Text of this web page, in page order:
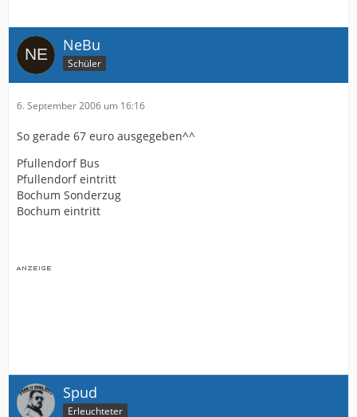
NeBu
Schüler
6. September 2006 um 16:16
So gerade 67 euro ausgegeben^^
Pfullendorf Bus
Pfullendorf eintritt
Bochum Sonderzug
Bochum eintritt
Spud
Erleuchteter